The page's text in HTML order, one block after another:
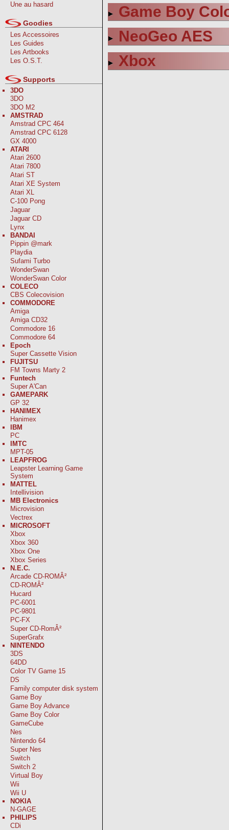
Une au hasard
Goodies
Les Accessoires
Les Guides
Les Artbooks
Les O.S.T.
Supports
3DO
3DO
3DO M2
AMSTRAD
Amstrad CPC 464
Amstrad CPC 6128
GX 4000
ATARI
Atari 2600
Atari 7800
Atari ST
Atari XE System
Atari XL
C-100 Pong
Jaguar
Jaguar CD
Lynx
BANDAI
Pippin @mark
Playdia
Sufami Turbo
WonderSwan
WonderSwan Color
COLECO
CBS Colecovision
COMMODORE
Amiga
Amiga CD32
Commodore 16
Commodore 64
Epoch
Super Cassette Vision
FUJITSU
FM Towns Marty 2
Funtech
Super A'Can
GAMEPARK
GP 32
HANIMEX
Hanimex
IBM
PC
IMTC
MPT-05
LEAPFROG
Leapster Learning Game
System
MATTEL
Intellivision
MB Electronics
Microvision
Vectrex
MICROSOFT
Xbox
Xbox 360
Xbox One
Xbox Series
N.E.C.
Arcade CD-ROMÂ²
CD-ROMÂ²
Hucard
PC-6001
PC-9801
PC-FX
Super CD-RomÂ²
SuperGrafx
NINTENDO
3DS
64DD
Color TV Game 15
DS
Family computer disk system
Game Boy
Game Boy Advance
Game Boy Color
GameCube
Nes
Nintendo 64
Super Nes
Switch
Switch 2
Virtual Boy
Wii
Wii U
NOKIA
N-GAGE
PHILIPS
CDi
Game Boy
NeoGeo AES
Xbox